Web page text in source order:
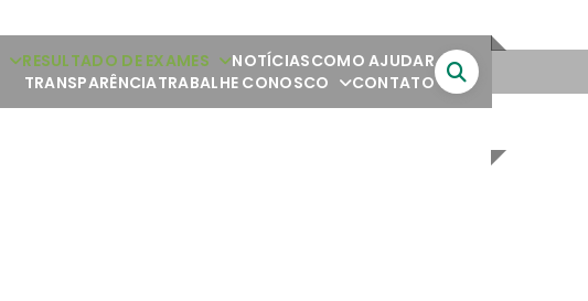
RESULTADO DE EXAMES NOTÍCIASCOMO AJUDAR
TRANSPARÊNCIATRABALHE CONOSCO CONTATO